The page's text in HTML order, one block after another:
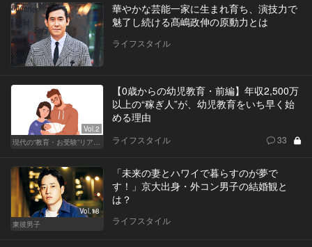
華やかな芸能一家に生まれ育ち、演技力で
魅了し続ける髙嶋政伸の原動力とは
ライフスタイル
Vol.2
現代の“教育・お受験”リアルドキュメント
【0歳からの幼児教育・前編】年収2,500万
以上の“稼ぎ人”が、幼児教育をいち早く始
める理由
ライフスタイル 33
Vol.18
東彼男子
「未来の妻とハワイで暮らすのが夢で
す！」京大出身・外コン男子の結婚観と
は？
ライフスタイル